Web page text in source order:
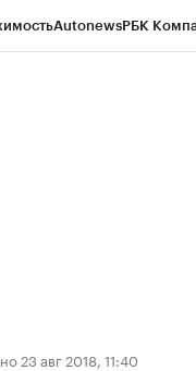
AutonewsРБК
23 авг 2018, 11:40